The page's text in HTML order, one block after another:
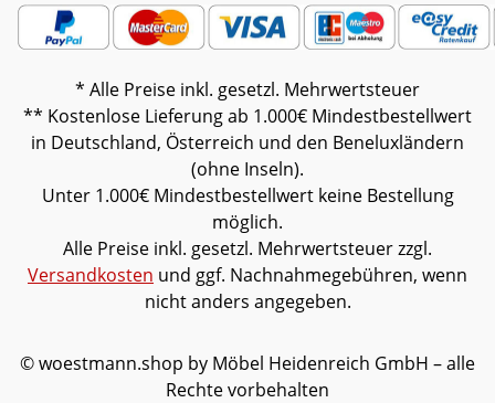
* Alle Preise inkl. gesetzl. Mehrwertsteuer
** Kostenlose Lieferung ab 1.000€ Mindestbestellwert
in Deutschland, Österreich und den Beneluxländern
(ohne Inseln).
Unter 1.000€ Mindestbestellwert keine Bestellung
möglich.
Alle Preise inkl. gesetzl. Mehrwertsteuer zzgl.
Versandkosten und ggf. Nachnahmegebühren, wenn
nicht anders angegeben.
© woestmann.shop by Möbel Heidenreich GmbH – alle
Rechte vorbehalten